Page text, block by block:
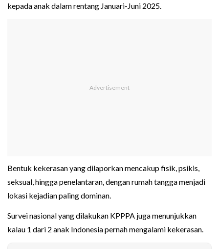
kepada anak dalam rentang Januari-Juni 2025.
Bentuk kekerasan yang dilaporkan mencakup fisik, psikis,
seksual, hingga penelantaran, dengan rumah tangga menjadi
lokasi kejadian paling dominan.
Survei nasional yang dilakukan KPPPA juga menunjukkan
kalau 1 dari 2 anak Indonesia pernah mengalami kekerasan.